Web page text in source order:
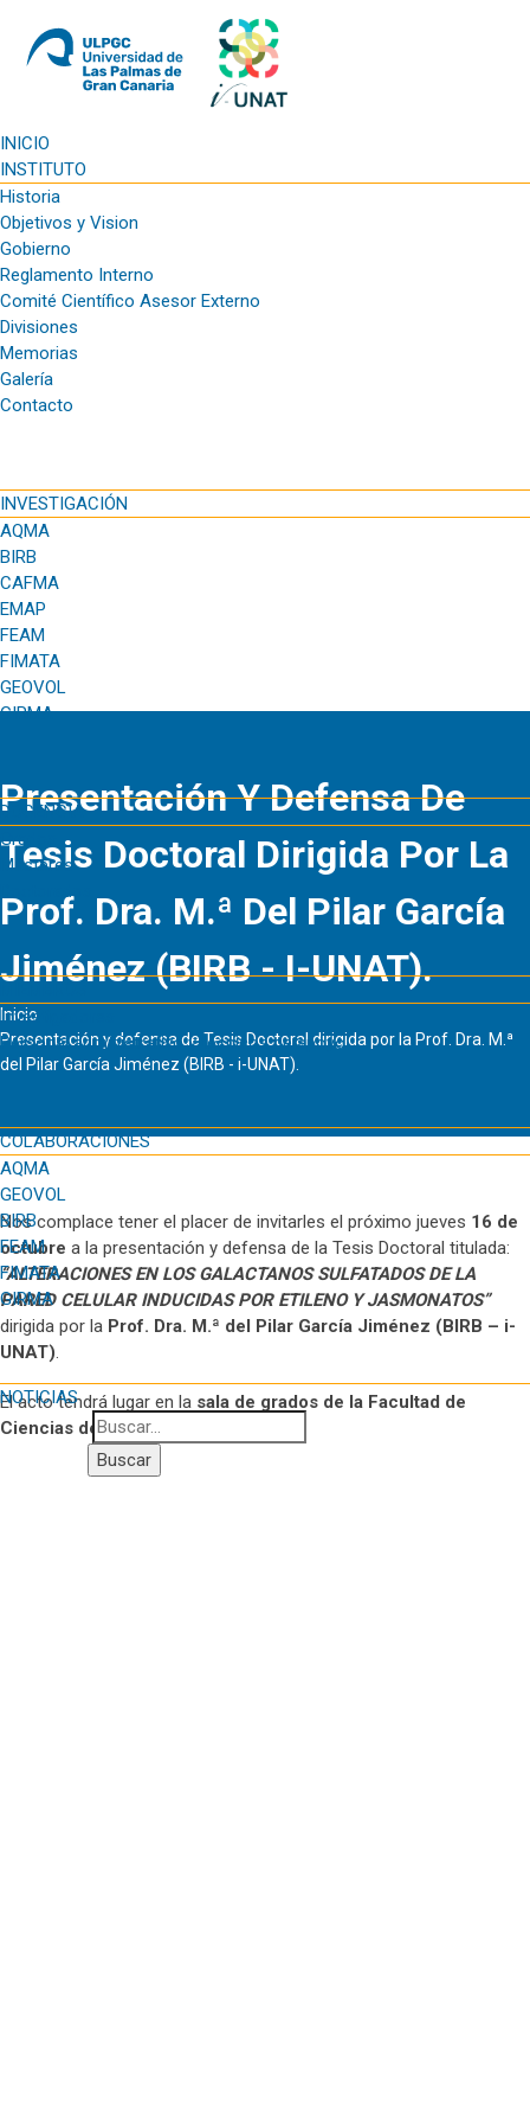
INICIO
INSTITUTO
Historia
Objetivos y Vision
Gobierno
Reglamento Interno
Comité Científico Asesor Externo
Divisiones
Memorias
Galería
Contacto
INVESTIGACIÓN
AQMA
BIRB
CAFMA
EMAP
FEAM
FIMATA
GEOVOL
GIRMA
DOCENCIA
Grados
Másteres
Doctorados
Investigadores
Personal administrativo y técnicos de apoyo
COLABORACIONES
AQMA
GEOVOL
BIRB
FEAM
FIMATA
GIRMA
NOTICIAS
Presentación Y Defensa De
Tesis Doctoral Dirigida Por La
Prof. Dra. M.ª Del Pilar García
Jiménez (BIRB - I-UNAT).
Inicio
Presentación y defensa de Tesis Doctoral dirigida por la Prof. Dra. M.ª
del Pilar García Jiménez (BIRB - i-UNAT).
Nos complace tener el placer de invitarles el próximo jueves 16 de
octubre a la presentación y defensa de la Tesis Doctoral titulada:
“ALTERACIONES EN LOS GALACTANOS SULFATADOS DE LA
PARED CELULAR INDUCIDAS POR ETILENO Y JASMONATOS”
dirigida por la Prof. Dra. M.ª del Pilar García Jiménez (BIRB – i-
UNAT).
El acto tendrá lugar en la sala de grados de la Facultad de
Ciencias del Mara las